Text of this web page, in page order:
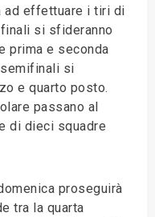
ad effettuare i tiri di
si sfideranno
prima e seconda
si
e quarto posto.
passano al
di dieci squadre
proseguirà
tra la quarta